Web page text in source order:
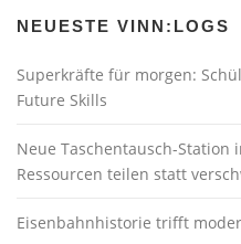
NEUESTE VINN:LOGS
Superkräfte für morgen:
Future Skills
Neue Taschentausch-Station
Ressourcen teilen statt
Eisenbahnhistorie trifft